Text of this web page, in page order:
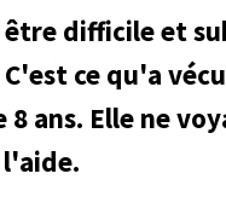
difficile et
ce qu'a
8 ans. Elle ne